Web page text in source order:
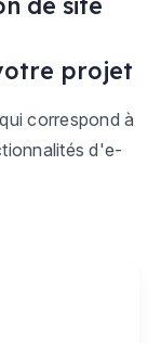
projet
correspond à
d'e-